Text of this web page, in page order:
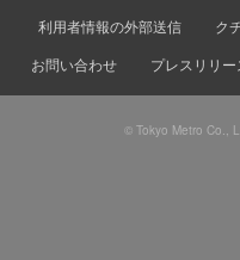
利用者情報の外部送信
ク
お問い合わせ
プレスリリ
© Tokyo Metro Co.,